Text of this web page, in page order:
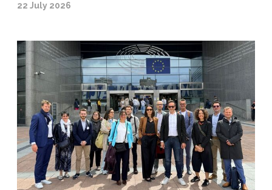
22 July 2026